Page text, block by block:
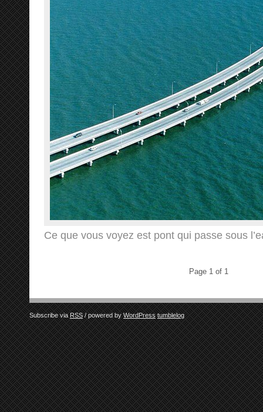
Ce que vous voyez est pont qui passe sous
Page 1 of 1
Subscribe viaRSS/ powered byWordPress tumblelog